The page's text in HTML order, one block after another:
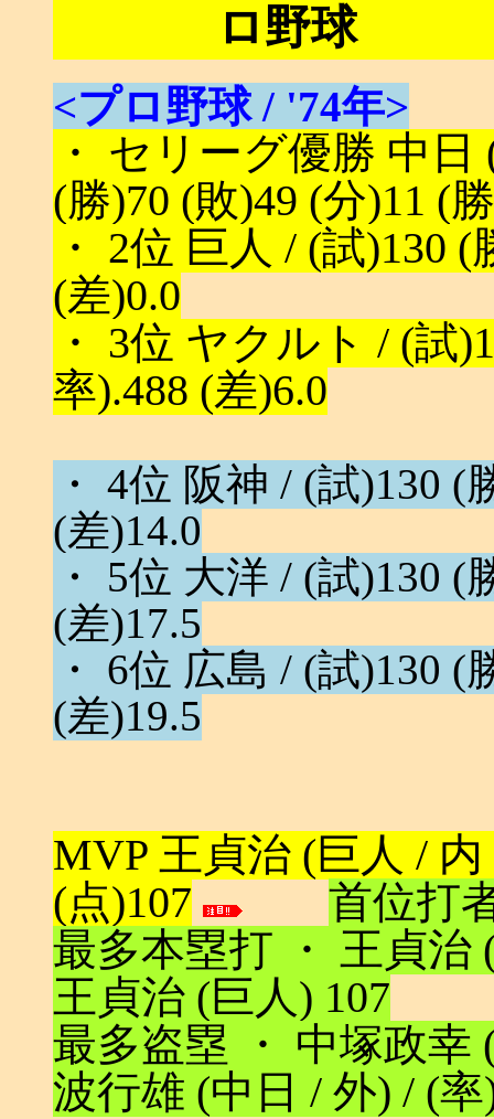
ロ野球
<プロ野球 / '74年>
・ セリーグ優勝 中
(勝)70 (敗)49 (分)11 (
・ 2位 巨人 / (試)130
(差)0.0
・ 3位 ヤクルト / (試
率).488 (差)6.0
・ 4位 阪神 / (試)130 (
(差)14.0
・ 5位 大洋 / (試)130 (
(差)17.5
・ 6位 広島 / (試)130 (
(差)19.5
MVP 王貞治 (巨人 / 内
(点)107
首位打
最多本塁打 ・ 王貞治
王貞治 (巨人) 107
最多盗塁 ・ 中塚政幸
波行雄 (中日 / 外) / (率